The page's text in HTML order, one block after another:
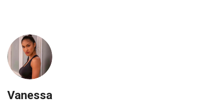
Vanessa